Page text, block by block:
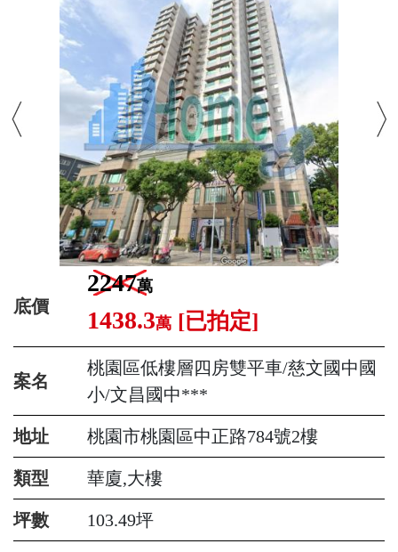
底價
2247萬
1438.3萬 [已拍定]
案名
桃園區低樓層四房雙平車/慈文國中國
小/文昌國中***
地址 桃園市桃園區中正路784號2樓
類型 華廈,大樓
坪數 103.49坪